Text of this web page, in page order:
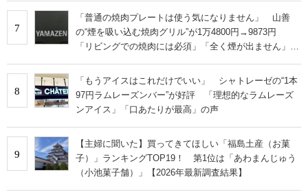
7
「普通の焼肉プレートは使う気になりません」 山善
の“煙を吸い込む焼肉グリル”が1万4800円→9873円
「リビングでの焼肉には必須」「全く煙が出ません」と
8
「もうアイスはこれだけでいい」 シャトレーゼの“1本
97円ラムレーズンバー”が好評 「理想的なラムレーズ
ンアイス」「口あたりが最高」の声
9
【主婦に聞いた】買ってきてほしい「福島土産（お菓
子）」ランキングTOP19！ 第1位は「あわまんじゅう
（小池菓子舗）」【2026年最新調査結果】